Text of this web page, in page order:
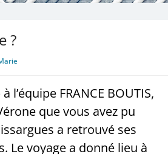
?
l’équipe FRANCE BOUTIS,
que vous avez pu
a retrouvé ses
Le voyage a donné lieu à